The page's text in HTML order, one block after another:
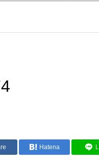
Hatena